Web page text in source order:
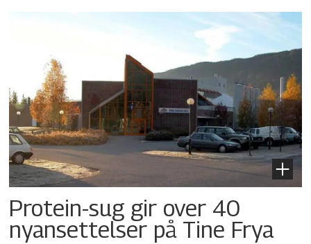
Protein-sug gir over 40
nyansettelser på Tine Frya